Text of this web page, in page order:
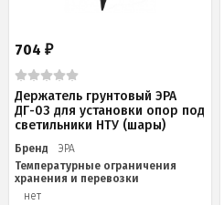
704 ₽
Держатель грунтовый ЭРА
ДГ-03 для установки опор под
светильники НТУ (шары)
Бренд
ЭРА
Температурные ограничения
хранения и перевозки
нет